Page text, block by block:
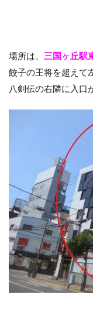
場所は、 三国ヶ丘駅
餃子の王将を超えて
八剣伝の右隣に入口